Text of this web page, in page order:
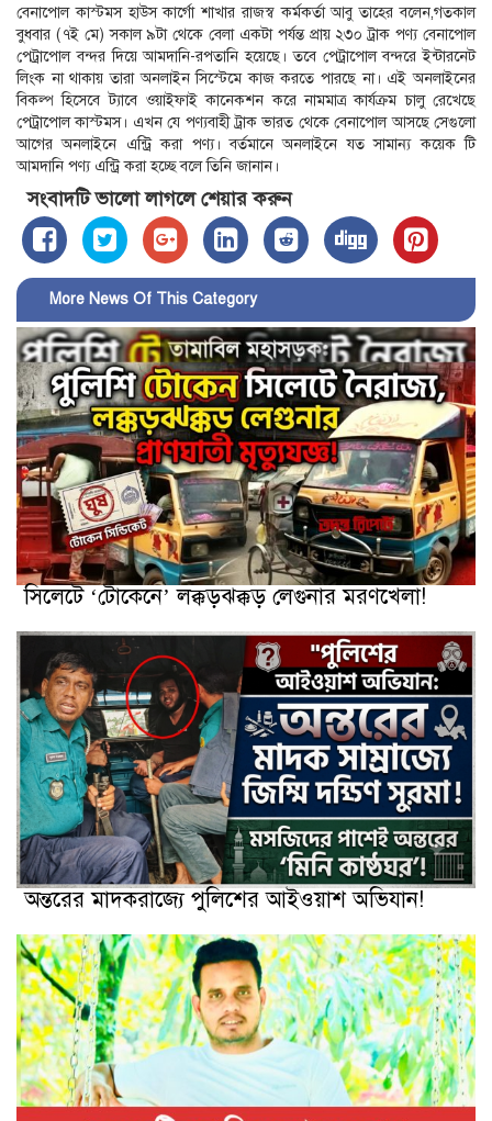
বেনাপোল কাস্টমস হাউস কার্গো শাখার রাজস্ব কর্মকর্তা আবু তাহের বলেন,গতকাল
বুধবার (৭ই মে) সকাল ৯টা থেকে বেলা একটা পর্যন্ত প্রায় ২৩০ ট্রাক পণ্য বেনাপোল
পেট্রাপোল বন্দর দিয়ে আমদানি-রপতানি হয়েছে। তবে পেট্রাপোল বন্দরে ইন্টারনেট
লিংক না থাকায় তারা অনলাইন সিস্টেমে কাজ করতে পারছে না। এই অনলাইনের
বিকল্প হিসেবে ট্যাবে ওয়াইফাই কানেকশন করে নামমাত্র কার্যক্রম চালু রেখেছে
পেট্রাপোল কাস্টমস। এখন যে পণ্যবাহী ট্রাক ভারত থেকে বেনাপোল আসছে সেগুলো
আগের অনলাইনে এন্ট্রি করা পণ্য। বর্তমানে অনলাইনে যত সামান্য কয়েক টি
আমদানি পণ্য এন্ট্রি করা হচ্ছে বলে তিনি জানান।
সংবাদটি ভালো লাগলে শেয়ার করুন
More News Of This Category
সিলেটে ‘টোকেনে’ লক্কড়ঝক্কড় লেগুনার মরণখেলা!
অন্তরের মাদকরাজ্যে পুলিশের আইওয়াশ অভিযান!